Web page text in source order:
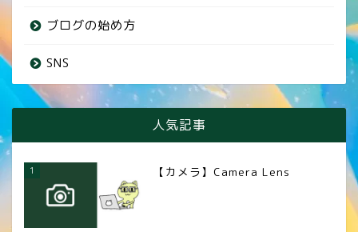
ブログの始め方
SNS
人気記事
1 【カメラ】Camera Lens